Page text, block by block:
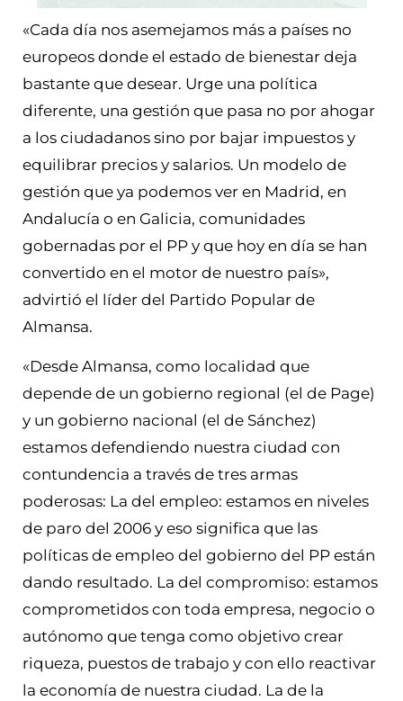
«Cada día nos asemejamos más a países no
europeos donde el estado de bienestar deja
bastante que desear. Urge una política
diferente, una gestión que pasa no por ahogar
a los ciudadanos sino por bajar impuestos y
equilibrar precios y salarios. Un modelo de
gestión que ya podemos ver en Madrid, en
Andalucía o en Galicia, comunidades
gobernadas por el PP y que hoy en día se han
convertido en el motor de nuestro país»,
advirtió el líder del Partido Popular de
Almansa.
«Desde Almansa, como localidad que
depende de un gobierno regional (el de Page)
y un gobierno nacional (el de Sánchez)
estamos defendiendo nuestra ciudad con
contundencia a través de tres armas
poderosas: La del empleo: estamos en niveles
de paro del 2006 y eso significa que las
políticas de empleo del gobierno del PP están
dando resultado. La del compromiso: estamos
comprometidos con toda empresa, negocio o
autónomo que tenga como objetivo crear
riqueza, puestos de trabajo y con ello reactivar
la economía de nuestra ciudad. La de la